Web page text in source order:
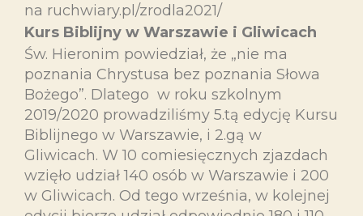
na ruchwiary.pl/zrodla2021/
Kurs Biblijny w Warszawie i Gliwicach
Św. Hieronim powiedział, że „nie ma
poznania Chrystusa bez poznania Słowa
Bożego”. Dlatego w roku szkolnym
2019/2020 prowadziliśmy 5.tą edycję Kursu
Biblijnego w Warszawie, i 2.gą w
Gliwicach. W 10 comiesięcznych zjazdach
wzięło udział 140 osób w Warszawie i 200
w Gliwicach. Od tego września, w kolejnej